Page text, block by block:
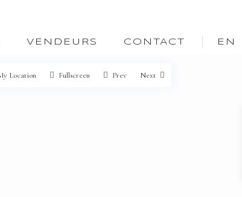
VENDEURS CONTACT EN
Location Fullscreen Prev Next